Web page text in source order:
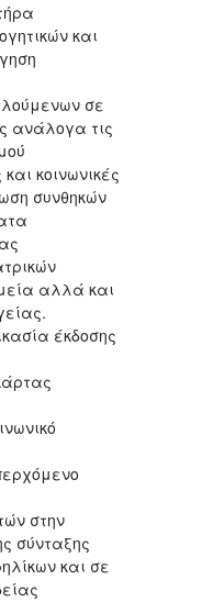
και
σε
ανάλογα τις
κοινωνικές
συνθηκών
αλλά και
έκδοσης
στην
σύνταξης
και σε